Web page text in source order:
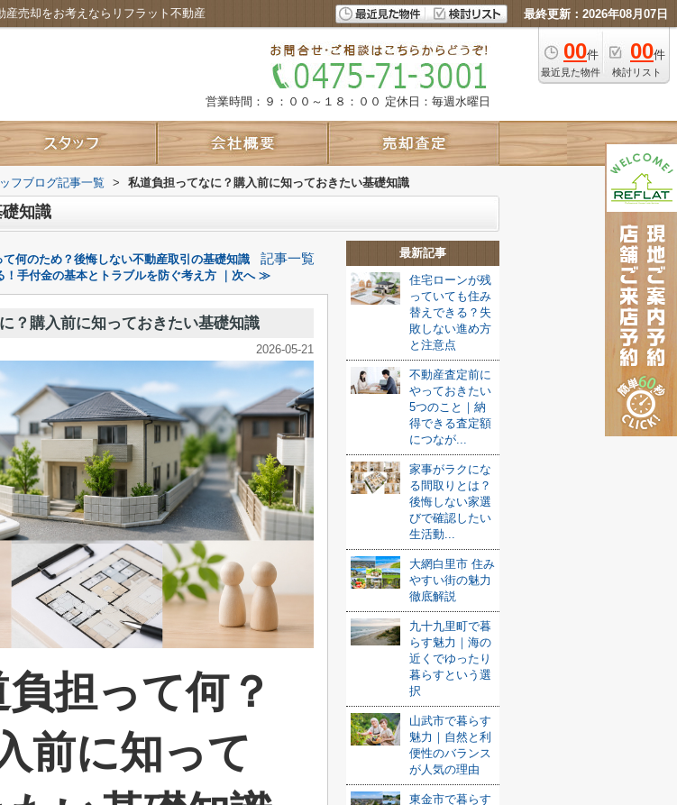
売却をお考えならリフラット不動産 最終更新：2026年08月07日
00件
最近見た物件
00件
検討リスト
営業時間：９：００～１８：００ 定休日：毎週水曜日
フブログ記事一覧 > 私道負担ってなに？購入前に知っておきたい基礎知識
知識
何のため？後悔しない不動産取引の基礎知識 記事一覧
！手付金の基本とトラブルを防ぐ考え方 ｜次へ ≫
？購入前に知っておきたい基礎知識
2026-05-21
担って何？
前に知って
最新記事
住宅ローンが残
っていても住み
替えできる？失
敗しない進め方
と注意点
不動産査定前に
やっておきたい
5つのこと｜納
得できる査定額
につなが...
家事がラクにな
る間取りとは？
後悔しない家選
びで確認したい
生活動...
大網白里市 住み
やすい街の魅力
徹底解説
九十九里町で暮
らす魅力｜海の
近くでゆったり
暮らすという選
択
山武市で暮らす
魅力｜自然と利
便性のバランス
が人気の理由
東金市で暮らす